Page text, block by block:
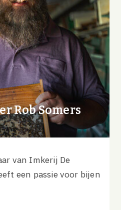
Rob Somers
van Imkerij De
een passie voor bijen